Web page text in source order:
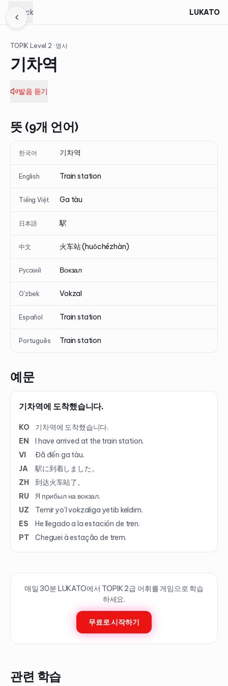
Back LUKATO
TOPIK Level 2 · 명사
기차역
발음 듣기
뜻 (9개 언어)
한국어 기차역
English Train station
Tiếng Việt Ga tàu
日本語 駅
中文 火车站 (huǒchēzhàn)
Русский Вокзал
O'zbek Vokzal
Español Train station
Português Train station
예문
기차역에 도착했습니다.
KO
기차역에 도착했습니다.
EN
I have arrived at the train station.
VI
Đã đến ga tàu.
JA
駅に到着しました。
ZH
到达火车站了。
RU
Я прибыл на вокзал.
UZ
Temir yo'l vokzaliga yetib keldim.
ES
He llegado a la estación de tren.
PT
Cheguei à estação de trem.
매일 30분 LUKATO에서 TOPIK2급 어휘를 게임으로 학습
하세요.
무료로 시작하기
관련 학습